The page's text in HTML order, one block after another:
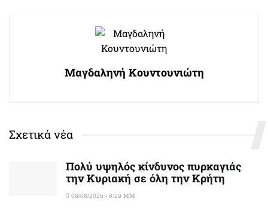
Μαγδαληνή Κουντουνιώτη
Σχετικά νέα
Πολύ υψηλός κίνδυνος πυρκαγιάς
την Κυριακή σε όλη την Κρήτη
08/08/2026 - 8:29 ΜΜ